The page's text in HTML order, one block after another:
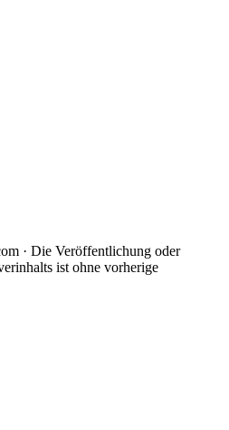
· Die Veröffentlichung oder
ist ohne vorherige